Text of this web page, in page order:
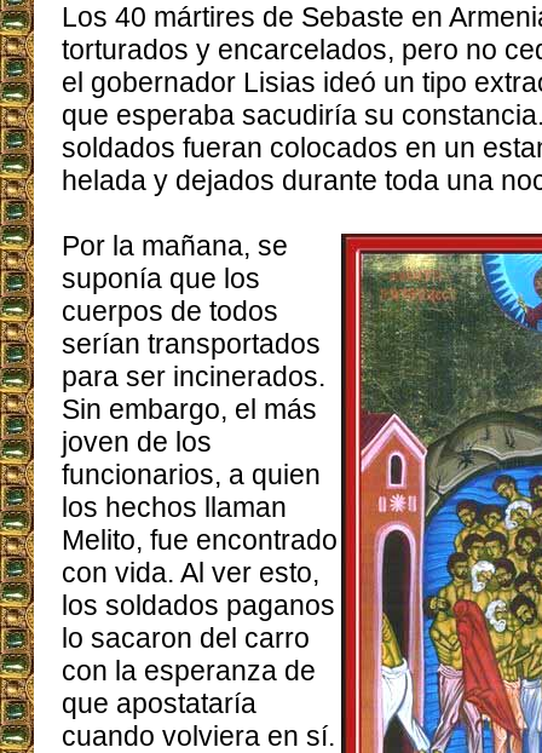
Los 40 mártires de Sebaste en
torturados y encarcelados, pero no
el gobernador Lisias ideó un tipo
que esperaba sacudiría su
soldados fueran colocados en un
helada y dejados durante toda una
Por la mañana, se
suponía que los
cuerpos de todos
serían transportados
para ser incinerados.
Sin embargo, el más
joven de los
funcionarios, a quien
los hechos llaman
Melito, fue encontrado
con vida. Al ver esto,
los soldados paganos
lo sacaron del carro
con la esperanza de
que apostataría
cuando volviera en sí.